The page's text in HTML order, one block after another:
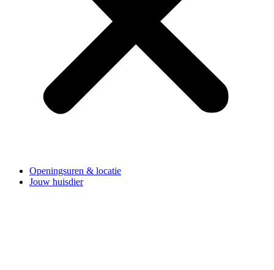
Openingsuren & locatie
Jouw huisdier